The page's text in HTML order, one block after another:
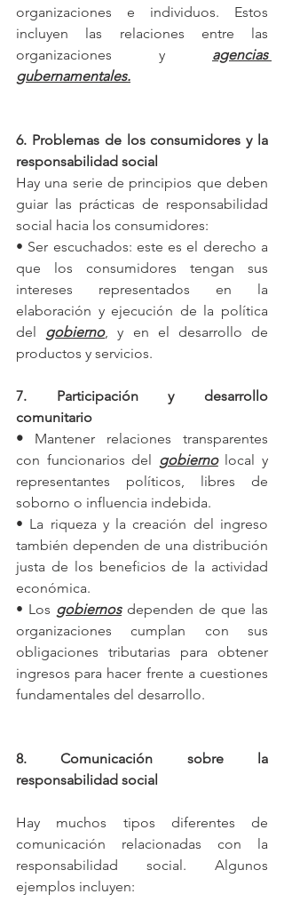
organizaciones e individuos. Estos
incluyen las relaciones entre las
organizaciones y agencias
gubernamentales.
6. Problemas de los consumidores y la
responsabilidad social
Hay una serie de principios que deben
guiar las prácticas de responsabilidad
social hacia los consumidores:
• Ser escuchados: este es el derecho a
que los consumidores tengan sus
intereses representados en la
elaboración y ejecución de la política
del gobierno, y en el desarrollo de
productos y servicios.
7. Participación y desarrollo
comunitario
• Mantener relaciones transparentes
con funcionarios del gobierno local y
representantes políticos, libres de
soborno o influencia indebida.
• La riqueza y la creación del ingreso
también dependen de una distribución
justa de los beneficios de la actividad
económica.
• Los gobiernos dependen de que las
organizaciones cumplan con sus
obligaciones tributarias para obtener
ingresos para hacer frente a cuestiones
fundamentales del desarrollo.
8. Comunicación sobre la
responsabilidad social
Hay muchos tipos diferentes de
comunicación relacionadas con la
responsabilidad social. Algunos
ejemplos incluyen: